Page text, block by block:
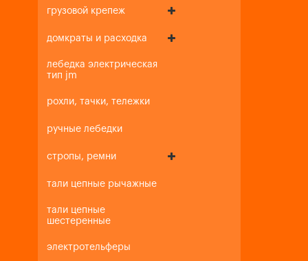
грузовой крепеж
домкраты и расходка
лебедка электрическая
тип jm
рохли, тачки, тележки
ручные лебедки
стропы, ремни
тали цепные рычажные
тали цепные
шестеренные
электротельферы